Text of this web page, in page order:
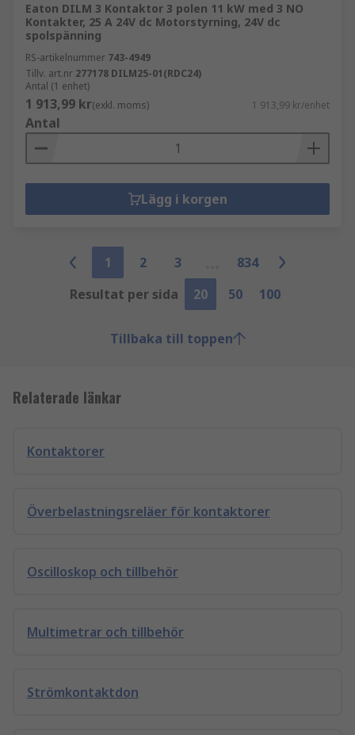
Eaton DILM 3 Kontaktor 3 polen 11 kW med 3 NO
Kontakter, 25 A 24V dc Motorstyrning, 24V dc
spolspänning
RS-artikelnummer 743-4949
Tillv. art.nr 277178 DILM25-01(RDC24)
Antal (1 enhet)
1 913,99 kr(exkl. moms) 1 913,99 kr/enhet
Antal
Lägg i korgen
1 2 3
834
Resultat per sida
20 50 100
Tillbaka till toppen
Relaterade länkar
Kontaktorer
Överbelastningsreläer för kontaktorer
Oscilloskop och tillbehör
Multimetrar och tillbehör
Strömkontaktdon